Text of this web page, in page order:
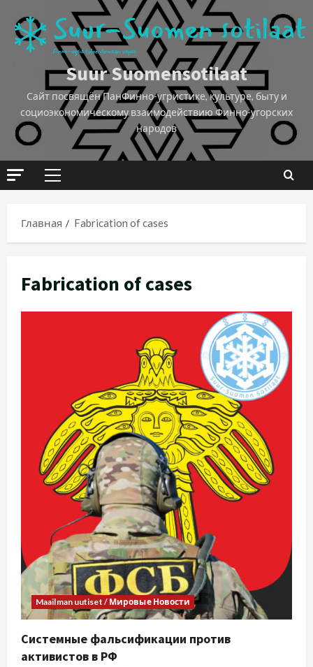
Suur Suomensotilaat
Сайт посвящён ПанФинно-угристике, культуре, быту и
социоэкономическому взаимодействию Финно-угорских
народов
Главная Fabrication of cases
Fabrication of cases
Maailman uutiset / Мировые Новости
Системные фальсификации против
активистов в РФ